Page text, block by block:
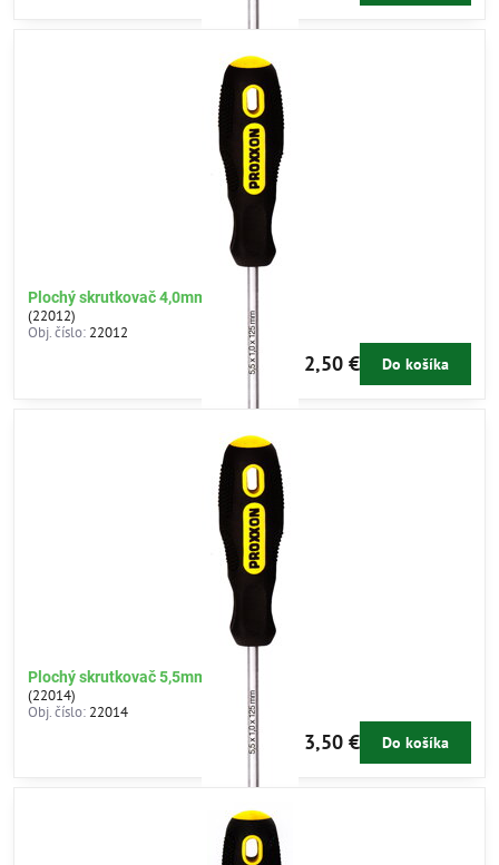
Plochý skrutkovač 4,0mm
(22012)
Obj. číslo: 22012
2,50 € Do košíka
Plochý skrutkovač 5,5mm
(22014)
Obj. číslo: 22014
3,50 € Do košíka